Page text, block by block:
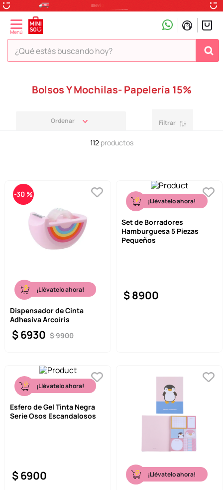
¿Qué estás buscando hoy?
Bolsos Y Mochilas- Papelería 15%
Filtrar
112 productos
-30 %
¡Llévatelo ahora!
Dispensador de Cinta
Adhesiva Arcoíris
$9900
$6930
¡Llévatelo ahora!
Set de Borradores
Hamburguesa 5 Piezas
Pequeños
$8900
¡Llévatelo ahora!
Esfero de Gel Tinta Negra
Serie Osos Escandalosos
$6900 ¡Llévatelo ahora!
peluche
disney
7.
termos
toy story
llaveros